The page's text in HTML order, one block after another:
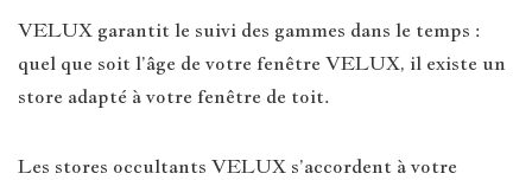
VELUX garantit le suivi des gammes dans le temps :
quel que soit l’âge de votre fenêtre VELUX, il existe un
store adapté à votre fenêtre de toit.
Les stores occultants VELUX s’accordent à votre